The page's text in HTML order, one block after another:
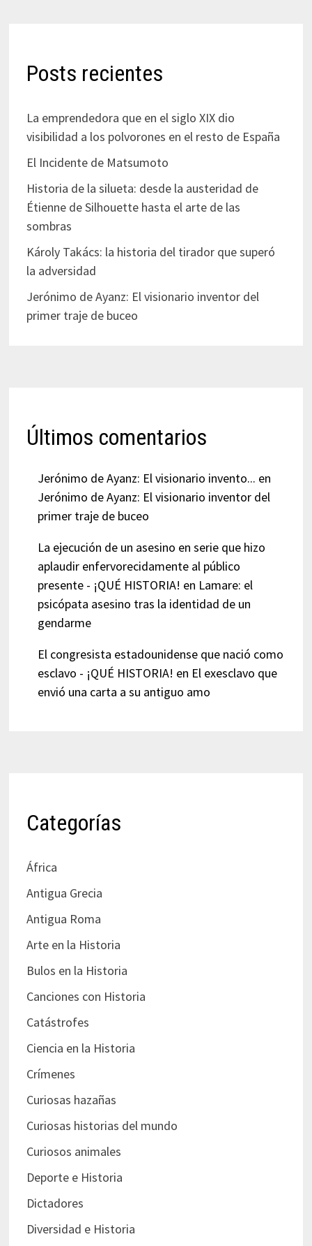
Posts recientes
La emprendedora que en el siglo XIX dio
visibilidad a los polvorones en el resto de España
El Incidente de Matsumoto
Historia de la silueta: desde la austeridad de
Étienne de Silhouette hasta el arte de las
sombras
Károly Takács: la historia del tirador que superó
la adversidad
Jerónimo de Ayanz: El visionario inventor del
primer traje de buceo
Últimos comentarios
Jerónimo de Ayanz: El visionario invento... en
Jerónimo de Ayanz: El visionario inventor del
primer traje de buceo
La ejecución de un asesino en serie que hizo
aplaudir enfervorecidamente al público
presente - ¡QUÉ HISTORIA! en Lamare: el
psicópata asesino tras la identidad de un
gendarme
El congresista estadounidense que nació como
esclavo - ¡QUÉ HISTORIA! en El exesclavo que
envió una carta a su antiguo amo
Categorías
África
Antigua Grecia
Antigua Roma
Arte en la Historia
Bulos en la Historia
Canciones con Historia
Catástrofes
Ciencia en la Historia
Crímenes
Curiosas hazañas
Curiosas historias del mundo
Curiosos animales
Deporte e Historia
Dictadores
Diversidad e Historia